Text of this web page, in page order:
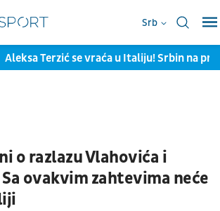
Srb
Aleksa Terzić se vraća u Italiju! Srbin na
o razlazu Vlahovića i
ovakvim zahtevima neće